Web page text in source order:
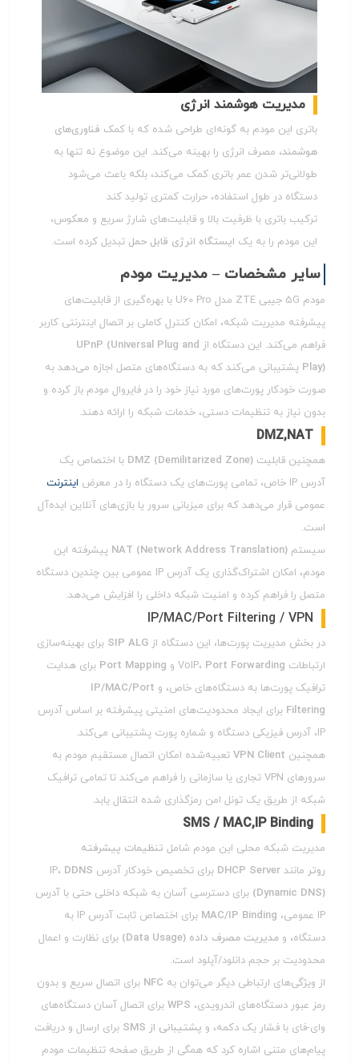
مدیریت هوشمند انرژی
باتری این مودم به گونه‌ای طراحی شده که با کمک فناوری‌های
هوشمند، مصرف انرژی را بهینه می‌کند. این موضوع نه تنها به
طولانی‌تر شدن عمر باتری کمک می‌کند، بلکه باعث می‌شود
دستگاه در طول استفاده، حرارت کمتری تولید کند
ترکیب باتری با ظرفیت بالا و قابلیت‌های شارژ سریع و معکوس،
این مودم را به یک ایستگاه انرژی قابل حمل تبدیل کرده است.
سایر مشخصات – مدیریت مودم
مودم 5G جیبی ZTE مدل U60 Pro با بهره‌گیری از قابلیت‌های
پیشرفته مدیریت شبکه، امکان کنترل کاملی بر اتصال اینترنتی کاربر
فراهم می‌کند. این دستگاه از UPnP (Universal Plug and
Play) پشتیبانی می‌کند که به دستگاه‌های متصل اجازه می‌دهد به
صورت خودکار پورت‌های مورد نیاز خود را در فایروال مودم باز کرده و
بدون نیاز به تنظیمات دستی، خدمات شبکه را ارائه دهند.
DMZ,NAT
همچنین قابلیت DMZ (Demilitarized Zone) با اختصاص یک
آدرس IP خاص، تمامی پورت‌های یک دستگاه را در معرض
اینترنت
عمومی قرار می‌دهد که برای میزبانی سرور یا بازی‌های آنلاین ایده‌آل
است.
سیستم NAT (Network Address Translation) پیشرفته این
مودم، امکان اشتراک‌گذاری یک آدرس IP عمومی بین چندین دستگاه
متصل را فراهم کرده و امنیت شبکه داخلی را افزایش می‌دهد.
IP/MAC/Port Filtering / VPN
در بخش مدیریت پورت‌ها، این دستگاه از SIP ALG برای بهینه‌سازی
ارتباطات VoIP، Port Forwarding و Port Mapping برای هدایت
ترافیک پورت‌ها به دستگاه‌های خاص، و IP/MAC/Port
Filtering برای ایجاد محدودیت‌های امنیتی پیشرفته بر اساس آدرس
IP، آدرس فیزیکی دستگاه و شماره پورت پشتیبانی می‌کند.
همچنین VPN Client تعبیه‌شده امکان اتصال مستقیم مودم به
سرورهای VPN تجاری یا سازمانی را فراهم می‌کند تا تمامی ترافیک
شبکه از طریق یک تونل امن رمزگذاری شده انتقال یابد.
SMS / MAC,IP Binding
مدیریت شبکه محلی این مودم شامل تنظیمات پیشرفته
روتر مانند DHCP Server برای تخصیص خودکار آدرس IP، DDNS
(Dynamic DNS) برای دسترسی آسان به شبکه داخلی حتی با آدرس
IP عمومی،
MAC/IP Binding
برای اختصاص ثابت آدرس IP به
دستگاه‌، و مدیریت مصرف داده (Data Usage)
برای نظارت و اعمال
محدودیت بر حجم دانلود/آپلود است.
از ویژگی‌های ارتباطی دیگر می‌توان به NFC برای اتصال سریع و بدون
رمز عبور دستگاه‌های اندرویدی، WPS برای اتصال آسان دستگاه‌های
وای-فای با فشار یک دکمه، و پشتیبانی از SMS
برای ارسال و دریافت
پیام‌های متنی اشاره کرد که همگی از طریق صفحه تنظیمات مودم